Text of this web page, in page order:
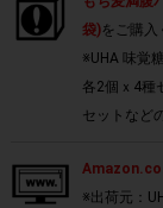
袋)をご購入
※UHA 味覚
各2個ｘ4種
セットなど
※出荷元：